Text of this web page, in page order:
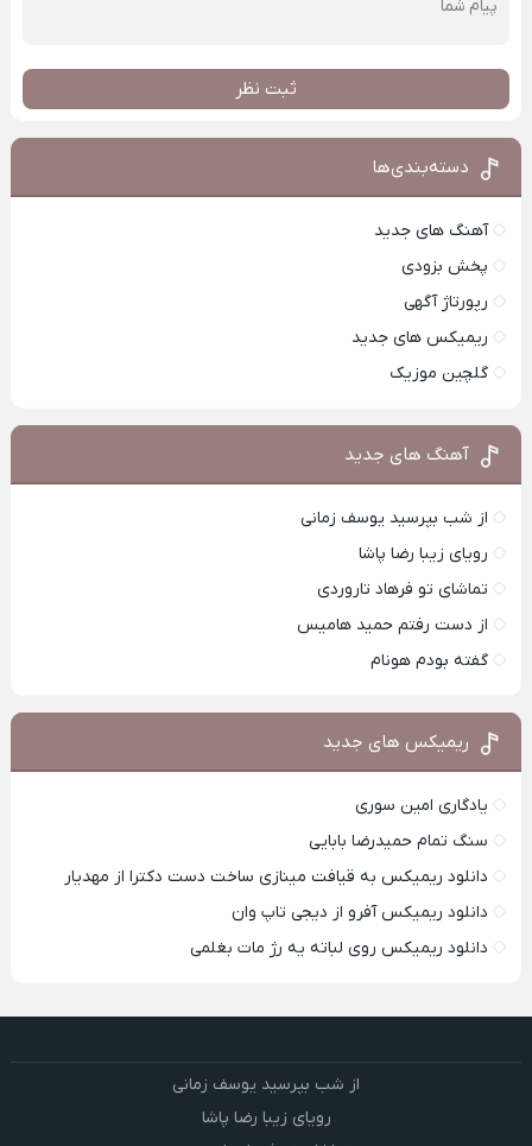
ثبت نظر
دسته‌بندی‌ها
آهنگ های جدید
پخش بزودی
رپورتاژ آگهی
ریمیکس های جدید
گلچین موزیک
آهنگ های جدید
از شب بپرسید یوسف زمانی
رویای زیبا رضا پاشا
تماشای تو فرهاد تاروردی
از دست رفتم حمید هامیس
گفته بودم هونام
ریمیکس های جدید
یادگاری امین سوری
سنگ تمام حمیدرضا بابایی
دانلود ریمیکس به قیافت مینازی ساخت دست دکترا از مهدیار
دانلود ریمیکس آفرو از ديجی تاپ وان
دانلود ریمیکس روی لباته یه رژ مات بغلمی
از شب بپرسید یوسف زمانی
رویای زیبا رضا پاشا